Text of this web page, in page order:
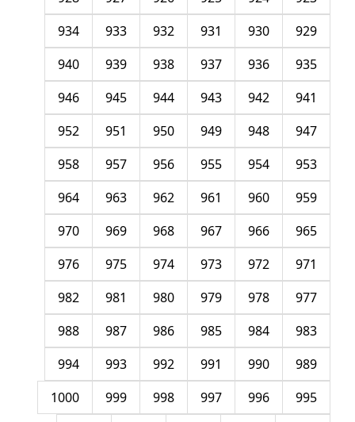
929
930
931
932
933
934
935
936
937
938
939
940
941
942
943
944
945
946
947
948
949
950
951
952
953
954
955
956
957
958
959
960
961
962
963
964
965
966
967
968
969
970
971
972
973
974
975
976
977
978
979
980
981
982
983
984
985
986
987
988
989
990
991
992
993
994
995
996
997
998
999
1000